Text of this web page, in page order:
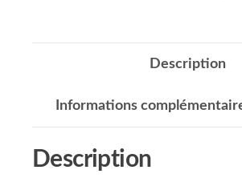
Description
Informations
Description